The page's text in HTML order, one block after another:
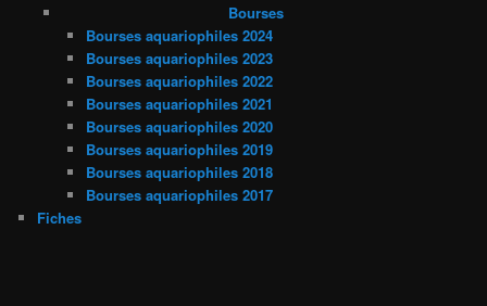
Bourses
Bourses aquariophiles 2024
Bourses aquariophiles 2023
Bourses aquariophiles 2022
Bourses aquariophiles 2021
Bourses aquariophiles 2020
Bourses aquariophiles 2019
Bourses aquariophiles 2018
Bourses aquariophiles 2017
Fiches